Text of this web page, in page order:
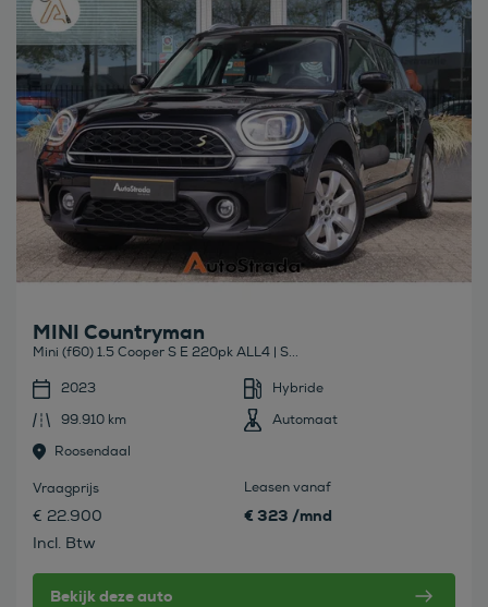
MINI Countryman
Mini (f60) 1.5 Cooper S E 220pk ALL4 | S...
2023
Hybride
99.910 km
Automaat
Roosendaal
Vraagprijs
€ 22.900
Incl. Btw
Leasen vanaf
€ 323 /mnd
Bekijk deze auto